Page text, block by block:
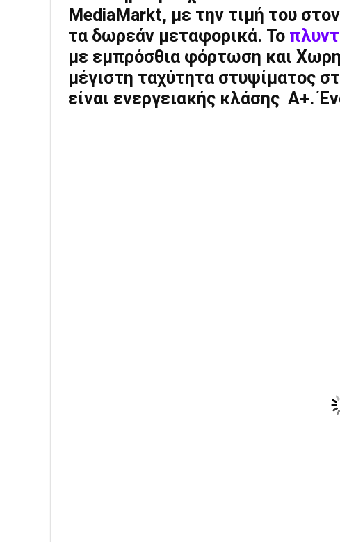
MediaMarkt, με την τιμή του
τα δωρεάν μεταφορικά. Το
με εμπρόσθια φόρτωση και
μέγιστη ταχύτητα στυψίματος
είναι ενεργειακής κλάσης A+.